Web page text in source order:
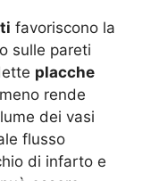
favoriscono la
sulle pareti
placche
rende
dei vasi
flusso
di infarto e